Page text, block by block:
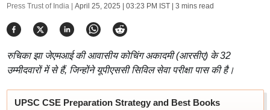
Press Trust of India | April 25, 2025 | 03:23 PM IST| 3 mins read
रुचिका झा जेएमआई की आवासीय कोचिंग अकादमी (आरसीए) के 32
उम्मीदवारों में से हैं, जिन्होंने यूपीएससी सिविल सेवा परीक्षा पास की है।
UPSC CSE Preparation Strategy and Best Books